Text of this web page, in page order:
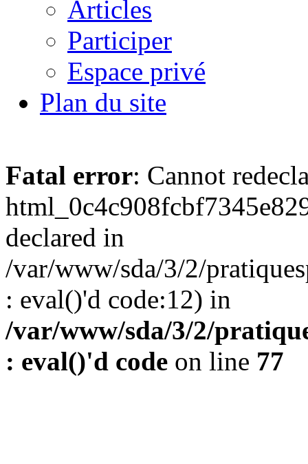
Articles
Participer
Espace privé
Plan du site
Fatal error: Cannot
declared in
/var/www/sda/3/2/
: eval()'d code:12) in
/var/www/sda/3/2/
: eval()'d code on line 77